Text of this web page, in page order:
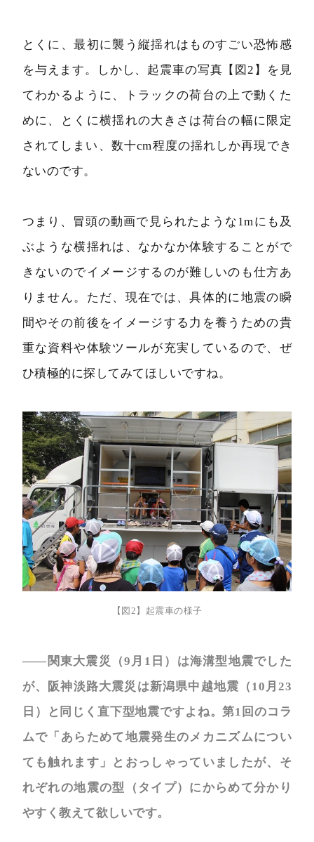
とくに、最初に襲う縦揺れはものすごい恐怖感
を与えます。しかし、起震車の写真【図2】を見
てわかるように、トラックの荷台の上で動くた
めに、とくに横揺れの大きさは荷台の幅に限定
されてしまい、数十cm程度の揺れしか再現でき
ないのです。
つまり、冒頭の動画で見られたような1mにも及
ぶような横揺れは、なかなか体験することがで
きないのでイメージするのが難しいのも仕方あ
りません。ただ、現在では、具体的に地震の瞬
間やその前後をイメージする力を養うための貴
重な資料や体験ツールが充実しているので、ぜ
ひ積極的に探してみてほしいですね。
【図2】起震車の様子
――関東大震災（9月1日）は海溝型地震でした
が、阪神淡路大震災は新潟県中越地震（10月23
日）と同じく直下型地震ですよね。第1回のコラ
ムで「あらためて地震発生のメカニズムについ
ても触れます」とおっしゃっていましたが、そ
れぞれの地震の型（タイプ）にからめて分かり
やすく教えて欲しいです。